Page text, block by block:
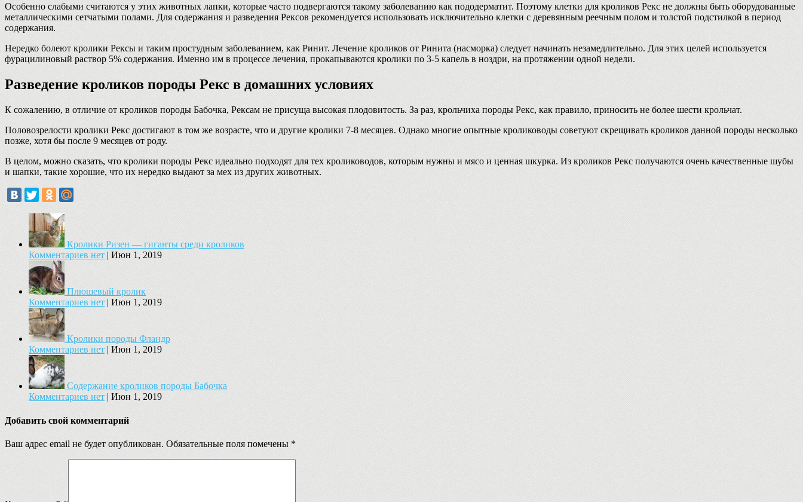
Особенно слабыми считаются у этих животных лапки, которые часто подвергаются такому заболеванию как пододерматит. Поэтому клетки для кроликов Рекс не должны быть оборудованные
металлическими сетчатыми полами. Для содержания и разведения Рексов рекомендуется использовать исключительно клетки с деревянным реечным полом и толстой подстилкой в период
содержания.
Нередко болеют кролики Рексы и таким простудным заболеванием, как Ринит. Лечение кроликов от Ринита (насморка) следует начинать незамедлительно. Для этих целей используется
фурацилиновый раствор 5% содержания. Именно им в процессе лечения, прокапываются кролики по 3-5 капель в ноздри, на протяжении одной недели.
Разведение кроликов породы Рекс в домашних условиях
К сожалению, в отличие от кроликов породы Бабочка, Рексам не присуща высокая плодовитость. За раз, крольчиха породы Рекс, как правило, приносить не более шести крольчат.
Половозрелости кролики Рекс достигают в том же возрасте, что и другие кролики 7-8 месяцев. Однако многие опытные кролиководы советуют скрещивать кроликов данной породы несколько
позже, хотя бы после 9 месяцев от роду.
В целом, можно сказать, что кролики породы Рекс идеально подходят для тех кролиководов, которым нужны и мясо и ценная шкурка. Из кроликов Рекс получаются очень качественные шубы
и шапки, такие хорошие, что их нередко выдают за мех из других животных.
Кролики Ризен — гиганты среди кроликов
Комментариев нет | Июн 1, 2019
Плюшевый кролик
Комментариев нет | Июн 1, 2019
Кролики породы Фландр
Комментариев нет | Июн 1, 2019
Содержание кроликов породы Бабочка
Комментариев нет | Июн 1, 2019
Добавить свой комментарий
Ваш адрес email не будет опубликован. Обязательные поля помечены *